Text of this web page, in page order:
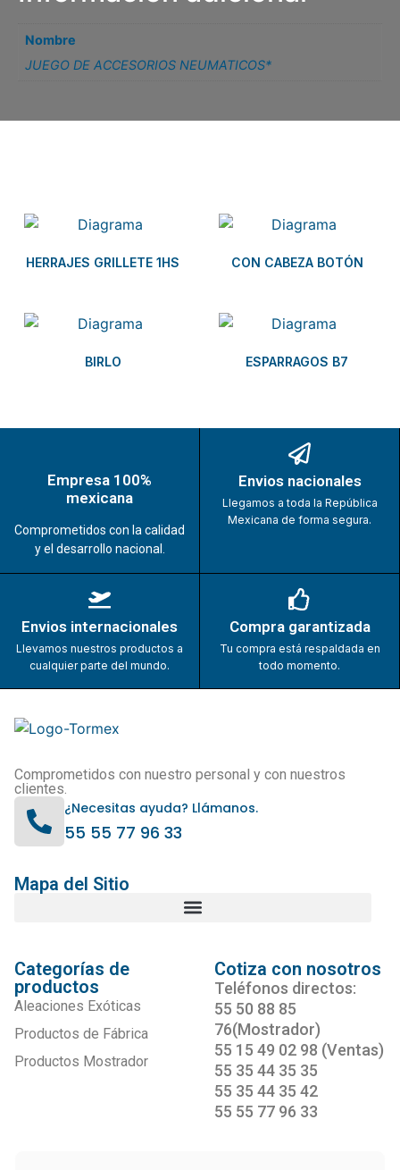
Nombre
JUEGO DE ACCESORIOS NEUMATICOS*
HERRAJES GRILLETE 1HS CON CABEZA BOTÓN
BIRLO ESPARRAGOS B7
Empresa 100%
mexicana
Comprometidos con la calidad
y el desarrollo nacional.
Envios nacionales
Llegamos a toda la República
Mexicana de forma segura.
Envios internacionales
Llevamos nuestros productos a
cualquier parte del mundo.
Compra garantizada
Tu compra está respaldada en
todo momento.
Comprometidos con nuestro personal y con nuestros
clientes.
¿Necesitas ayuda? Llámanos.
55 55 77 96 33
Mapa del Sitio
Categorías de
productos
Aleaciones Exóticas
Productos de Fábrica
Productos Mostrador
Cotiza con nosotros
Teléfonos directos:
55 50 88 85
76(Mostrador)
55 15 49 02 98 (Ventas)
55 35 44 35 35
55 35 44 35 42
55 55 77 96 33